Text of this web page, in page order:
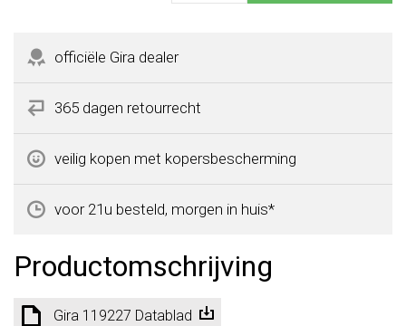
officiële Gira dealer
365 dagen retourrecht
veilig kopen met kopersbescherming
voor 21u besteld, morgen in huis*
Productomschrijving
Gira 119227 Datablad